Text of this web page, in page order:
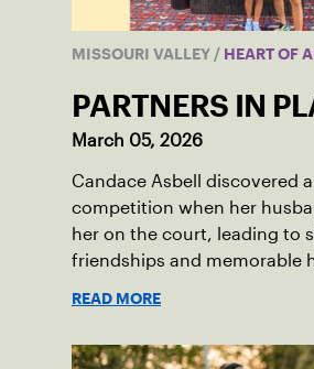
MISSOURI VALLEY / HEART OF
PARTNERS IN
March 05, 2026
Candace Asbell discovered
competition when her
her on the court, leading to
friendships and memorable
READ MORE